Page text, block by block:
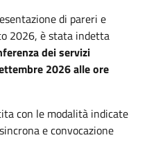
di pareri e
2026, è stata indetta
dei servizi
2026 alle ore
con le modalità indicate
e convocazione